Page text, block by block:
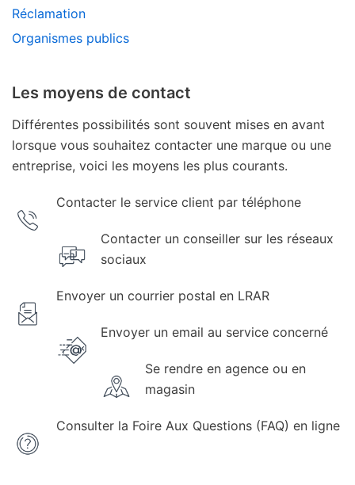
Réclamation
Organismes publics
Les moyens de contact
Différentes possibilités sont souvent mises en avant
lorsque vous souhaitez contacter une marque ou une
entreprise, voici les moyens les plus courants.
Contacter le service client par téléphone
Contacter un conseiller sur les réseaux
sociaux
Envoyer un courrier postal en LRAR
Envoyer un email au service concerné
Se rendre en agence ou en
magasin
Consulter la Foire Aux Questions (FAQ) en ligne